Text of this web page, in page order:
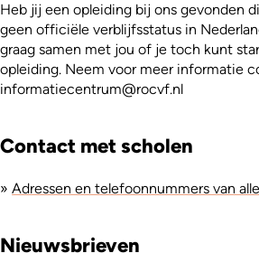
Heb jij een opleiding bij ons gevonden
geen officiële verblijfsstatus in
graag samen met jou of je toch kunt
opleiding. Neem voor meer informatie
informatiecentrum@rocvf.nl
Contact met scholen
» Adressen en telefoonnummers van
Nieuwsbrieven